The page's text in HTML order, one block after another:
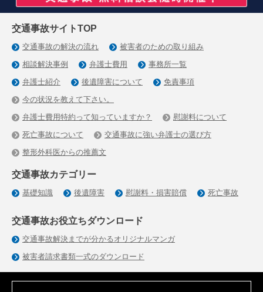
交通事故サイトTOP
交通事故の解決の流れ
被害者のための取り組み
相談解決事例
弁護士費用
事務所一覧
弁護士紹介
後遺障害について
免責事項
今の状況を教えて下さい。
弁護士費用特約って知っていますか？
慰謝料について
死亡事故について
交通事故に強い弁護士の選び方
整形外科医からの推薦文
交通事故カテゴリー
基礎知識 後遺障害 慰謝料・損害賠償 死亡事故
交通事故お役立ちダウンロード
交通事故解決までが分かるオリジナルマンガ
被害者請求書類一式のダウンロード